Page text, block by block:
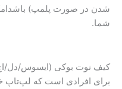
شدن در صورت پلمپ)
شما.
کیف نوت بوکی (ایسوس/دل/
برای افرادی است که لپ‌تاپ